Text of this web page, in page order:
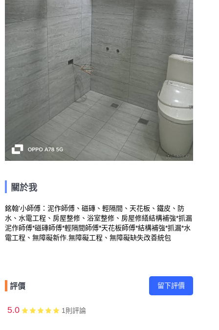
關於我
銘翰'小師傅：泥作師傅、磁磚、輕隔間、天花板、鐵皮、防
水、水電工程、房屋整修、浴室整修、房屋修繕結構補強*抓漏
泥作師傅*磁磚師傅*輕隔間師傅*天花板師傅*結構補強*抓漏*水
電工程、無障礙新作.無障礙工程、無障礙缺失改善統包
評價 留下評價
5.0 1 則評論